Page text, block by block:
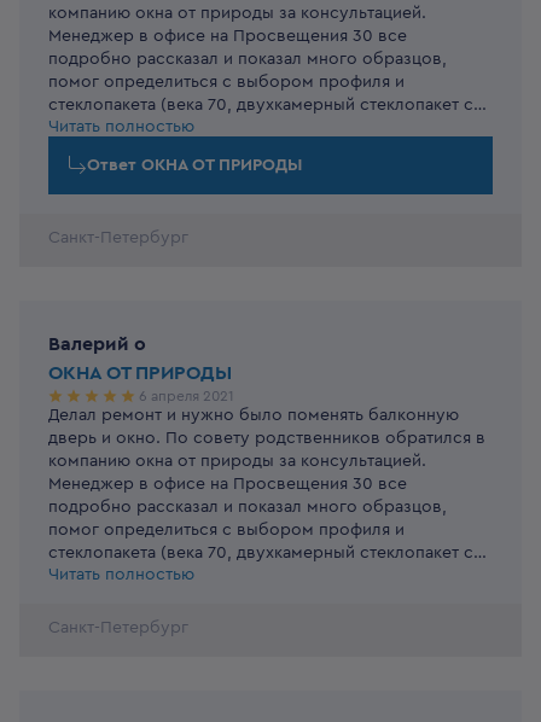
компанию окна от природы за консультацией.
Менеджер в офисе на Просвещения 30 все
подробно рассказал и показал много образцов,
помог определиться с выбором профиля и
стеклопакета (века 70, двухкамерный стеклопакет с
энергосбережением). Доставили в назначенный день,
Установили быстро, качественно и аккуратно, за
собой убрали мусор, осталось только полы
доволен. Всем рекомендую
Читать полностью
Ответ ОКНА ОТ ПРИРОДЫ
Санкт-Петербург
Валерий o
ОКНА ОТ ПРИРОДЫ
6 апреля 2021
Делал ремонт и нужно было поменять балконную
дверь и окно. По совету родственников обратился в
компанию окна от природы за консультацией.
Менеджер в офисе на Просвещения 30 все
подробно рассказал и показал много образцов,
помог определиться с выбором профиля и
стеклопакета (века 70, двухкамерный стеклопакет с
энергосбережением). Доставили в назначенный день,
Установили быстро, качественно и аккуратно, за
Читать полностью
Санкт-Петербург